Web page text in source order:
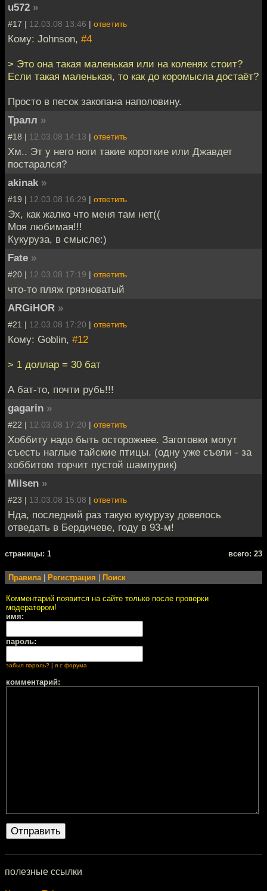
u572 »
#17 | 12.03.08 13:46 | ответить
Кому: Johnson, #4
> Это она такая маленькая или на коленях стоит?
Если такая маленькая, то как до коромысла достаёт?
Просто в песок закопана наполовину.
Тралл »
#18 | 12.03.08 14:13 | ответить
Хм.. Эт у него ноги такие короткие или Джавдет
постарался?
akinak »
#19 | 12.03.08 16:29 | ответить
Эх, как жалко что меня там нет((
Моя любимая!!!
Кукуруза, в смысле:)
Fate »
#20 | 12.03.08 17:19 | ответить
что-то пляж грязноватый
ARGiHOR »
#21 | 12.03.08 17:20 | ответить
Кому: Goblin, #12
> 1 доллар = 30 бат
А бат-то, почти рубь!!!
gagarin »
#22 | 12.03.08 17:20 | ответить
Хоббиту надо быть осторожнее. Заготовки могут
съесть наглые тайские птицы. (одну уже съели - за
хоббитом торчит пустой шампурик)
Milsen »
#23 | 13.03.08 15:08 | ответить
Нда, последний раз такую кукурузу довелось
отведать в Бердичеве, году в 93-м!
cтраницы: 1 всего: 23
Правила| Регистрация Поиск
Комментарий появится на сайте только после проверки
модератором!
имя:
пароль:
забыл пароль? | я с форума
комментарий:
полезные ссылки